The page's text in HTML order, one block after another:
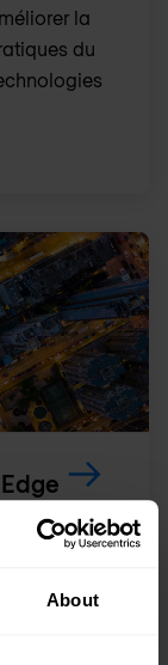
About
la
du
une